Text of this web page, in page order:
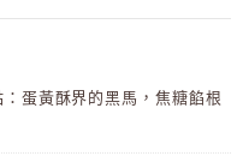
蛋黃酥界的黑馬，焦糖餡根